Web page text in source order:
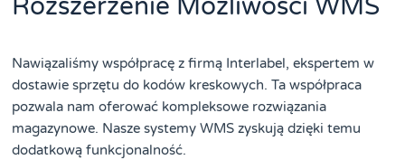
Rozszerzenie Możliwości WMS
Nawiązaliśmy współpracę z firmą Interlabel, ekspertem w
dostawie sprzętu do kodów kreskowych. Ta współpraca
pozwala nam oferować kompleksowe rozwiązania
magazynowe. Nasze systemy WMS zyskują dzięki temu
dodatkową funkcjonalność.